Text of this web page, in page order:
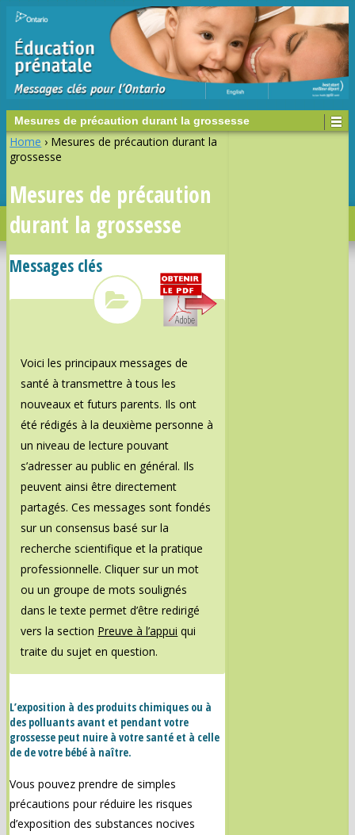
Mesures de précaution durant la grossesse
Home › Mesures de précaution durant la
grossesse
Mesures de précaution
durant la grossesse
Messages clés
Voici les principaux messages de
santé à transmettre à tous les
nouveaux et futurs parents. Ils ont
été rédigés à la deuxième personne à
un niveau de lecture pouvant
s’adresser au public en général. Ils
peuvent ainsi être directement
partagés. Ces messages sont fondés
sur un consensus basé sur la
recherche scientifique et la pratique
professionnelle. Cliquer sur un mot
ou un groupe de mots soulignés
dans le texte permet d’être redirigé
vers la section Preuve à l’appui qui
traite du sujet en question.
L’exposition à des produits chimiques ou à
des polluants avant et pendant votre
grossesse peut nuire à votre santé et à celle
de de votre bébé à naître.
Vous pouvez prendre de simples
précautions pour réduire les risques
d’exposition des substances nocives